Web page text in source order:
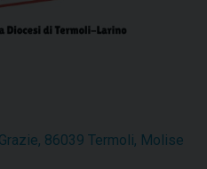
86039 Termoli, Molise